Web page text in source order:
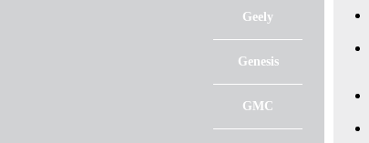
Geely
Genesis
GMC